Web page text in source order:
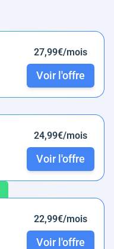
27,99€/mois
Voir l'offre
24,99€/mois
Voir l'offre
22,99€/mois
Voir l'offre